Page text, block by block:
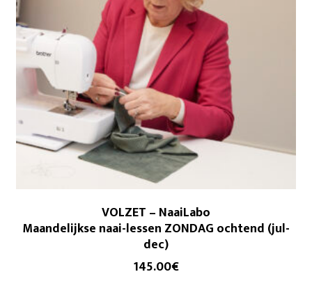
VOLZET – NaaiLabo
Maandelijkse naai-lessen ZONDAG ochtend (jul-
dec)
145.00€